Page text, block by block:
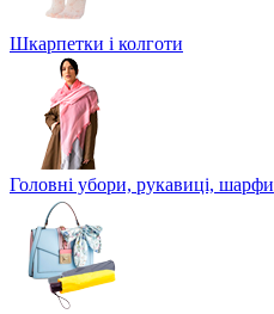
Шкарпетки і колготи
Головні убори, рукавиці, шарфи